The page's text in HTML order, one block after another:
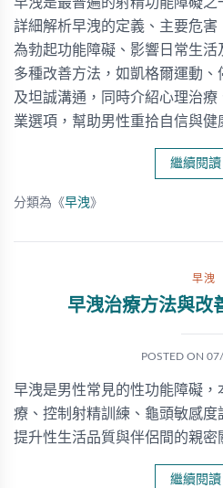
詳細解析早洩的定義、主要危
為勃起功能障礙、影響日常生
多種改善方法，如凱格爾運動、
及坦誠溝通，同時介紹心理治
業選項，幫助男性重拾自信與健
繼續閱讀
分類為《早洩》
早洩
早洩治療方法與改
POSTED ON
早洩是男性常見的性功能障礙
療、控制射精訓練、龜頭敏感
提升性生活品質與伴侶間的親密
繼續閱讀